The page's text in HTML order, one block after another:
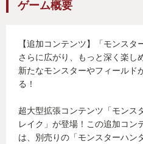
クとっても良い1本ですっ！
ゲーム概要
【追加コンテンツ】「モンス
さらに広がり、もっと深く楽し
新たなモンスターやフィールド
る！
超大型拡張コンテンツ「モンス
レイク」が登場！この追加コン
は、別売りの「モンスターハン